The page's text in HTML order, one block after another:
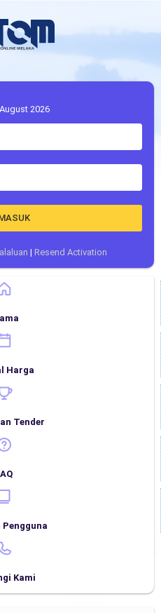
2026
| Resend Activation
Harga
Tender
Pengguna
Kami